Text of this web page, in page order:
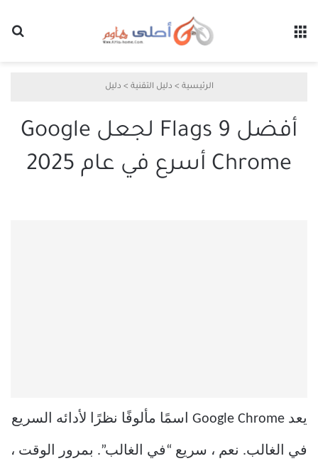
الرئيسية > دليل التقنية > دليل
أفضل 9 Flags لجعل Google
Chrome أسرع في عام 2025
يعد Google Chrome اسمًا مألوفًا نظرًا لأدائه السريع
في الغالب. نعم ، سريع “في الغالب”. بمرور الوقت ،